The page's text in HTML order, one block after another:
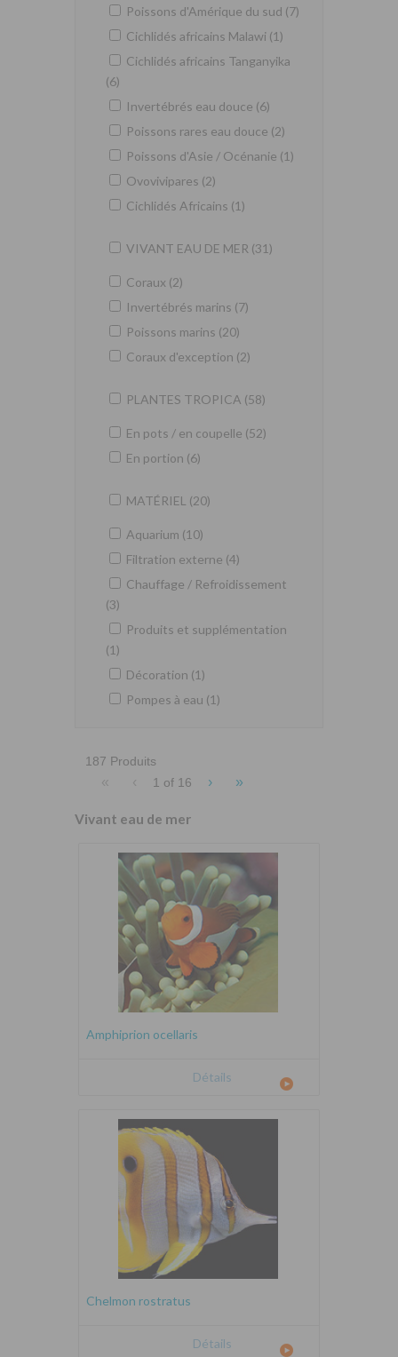
Poissons d'Amérique du sud (7)
Cichlidés africains Malawi (1)
Cichlidés africains Tanganyika
(6)
Invertébrés eau douce (6)
Poissons rares eau douce (2)
Poissons d'Asie / Océnanie (1)
Ovovivipares (2)
Cichlidés Africains (1)
VIVANT EAU DE MER (31)
Coraux (2)
Invertébrés marins (7)
Poissons marins (20)
Coraux d'exception (2)
PLANTES TROPICA (58)
En pots / en coupelle (52)
En portion (6)
MATÉRIEL (20)
Aquarium (10)
Filtration externe (4)
Chauffage / Refroidissement
(3)
Produits et supplémentation
(1)
Décoration (1)
Pompes à eau (1)
187 Produits
« ‹ 1 of 16 › »
Vivant eau de mer
Amphiprion ocellaris
Détails
Chelmon rostratus
Détails